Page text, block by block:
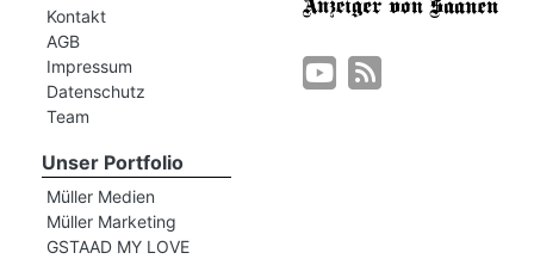
Kontakt
AGB
Impressum
Datenschutz
Team
Unser Portfolio
Müller Medien
Müller Marketing
GSTAAD MY LOVE